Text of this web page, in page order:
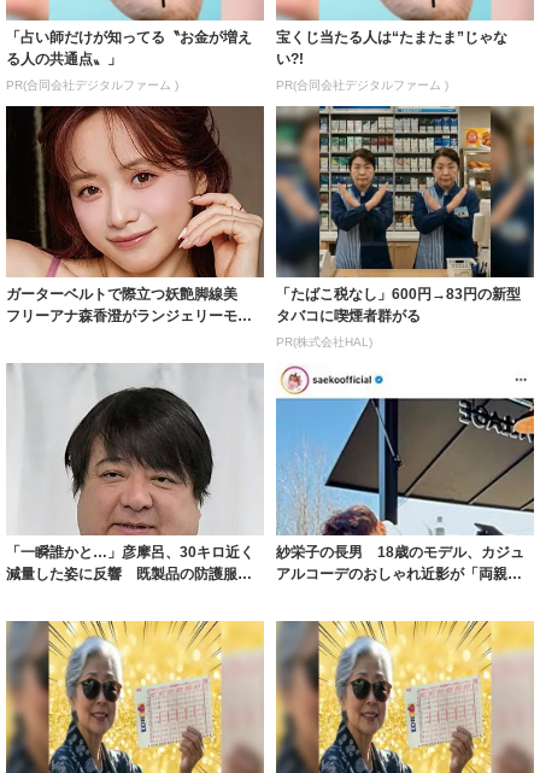
「占い師だけが知ってる〝お金が増え
る人の共通点〟」
PR(合同会社デジタルファーム )
宝くじ当たる人は“たまたま”じゃな
い?!
PR(合同会社デジタルファーム )
ガーターベルトで際立つ妖艶脚線美
フリーアナ森香澄がランジェリーモデ
「たばこ税なし」600円→83円の新型
タバコに喫煙者群がる
PR(株式会社HAL)
「一瞬誰かと…」彦摩呂、30キロ近く
減量した姿に反響 既製品の防護服が
紗栄子の長男 18歳のモデル、カジュ
アルコーデのおしゃれ近影が「両親の